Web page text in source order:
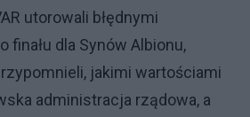
utorowali błędnymi
finału dla Synów Albionu,
jakimi wartościami
administracja rządowa, a